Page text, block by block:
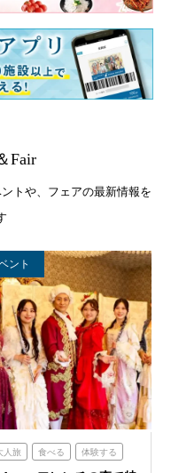
Fair
トや、フェアの最新情報を
ント
人旅 食べる 体験する